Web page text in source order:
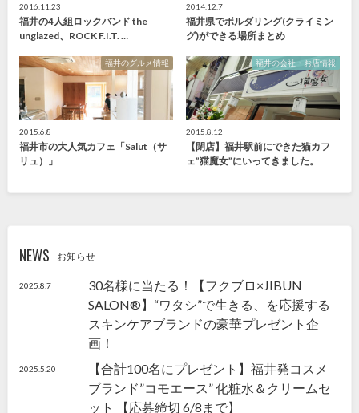
2016.11.23
福井の4人組ロックバンド the
unglazed、ROCK F.I.T. …
2014.12.7
福井県でボルダリング(クライミン
グ)ができる場所まとめ
福井のグルメ情報
2015.6.8
福井市の大人気カフェ「Salut（サ
リュ）」
福井の会社・お店情報
2015.8.12
【閉店】福井駅前にできた猫カフ
ェ”猫魔女”にいってきました。
NEWS お知らせ
2025.8.7
30名様に当たる！【フクブロ×JIBUN
SALON®】“ワタシ”で生きる、を応援する
スキンケアブランドの豪華プレゼント企
画！
2025.5.20
【合計100名にプレゼント】福井発コスメ
ブランド”コモエース” 化粧水＆クリームセ
ット 【応募締切 6/8まで】